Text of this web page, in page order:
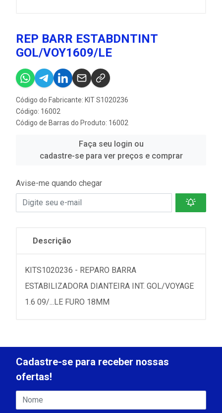
REP BARR ESTABDNTINT
GOL/VOY1609/LE
Código do Fabricante: KIT S1020236
Código: 16002
Código de Barras do Produto: 16002
Faça seu login ou
cadastre-se para ver preços e comprar
Avise-me quando chegar
Descrição
KITS1020236 - REPARO BARRA
ESTABILIZADORA DIANTEIRA INT. GOL/VOYAGE
1.6 09/...LE FURO 18MM
Cadastre-se para receber nossas
ofertas!